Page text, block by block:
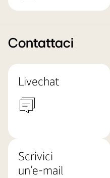
Contattaci
Livechat
Scrivici
un’e-mail